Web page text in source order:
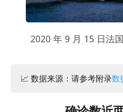
2020 年 9 月 15 日法
📈 数据来源：请参考附录数